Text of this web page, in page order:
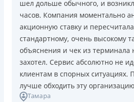
Погашение
В кассах и терминалах отделений
Оплата на расчетный счёт
Онлайн (через сайт или
Через терминалы
Лицензия НБУ
Лицензия НБУ №10
Вся информация о кредите
Возраст
18 - 70 лет
Преимущества
Сниженная процентная ставка
новых клиентов на период от 3
этого стандартная ставка 1%)
Запрашиваются только данные
банковской карты и телефона
шел дольше обычного, и
часов. Компания моментально
акционную ставку и
стандартному, очень высокому
объяснения и чек из терминала
захотел. Сервис абсолютно не
клиентам в спорных ситуациях.
лучше обходить эту
Тамара